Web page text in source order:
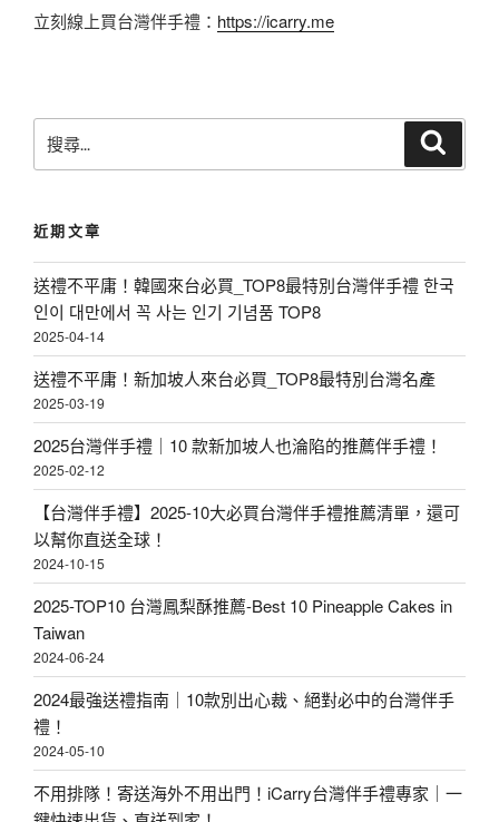
立刻線上買台灣伴手禮： https://icarry.me
尋
字
:
近期文章
送禮不平庸！韓國來台必買_TOP8最特別台灣伴手禮 한국
인이 대만에서 꼭 사는 인기 기념품 TOP8
2025-04-14
送禮不平庸！新加坡人來台必買_TOP8最特別台灣名產
2025-03-19
2025台灣伴手禮｜10 款新加坡人也淪陷的推薦伴手禮！
2025-02-12
【台灣伴手禮】2025-10大必買台灣伴手禮推薦清單，還可
以幫你直送全球！
2024-10-15
2025-TOP10 台灣鳳梨酥推薦-Best 10 Pineapple Cakes in
Taiwan
2024-06-24
2024最強送禮指南｜10款別出心裁、絕對必中的台灣伴手
禮！
2024-05-10
不用排隊！寄送海外不用出門！iCarry台灣伴手禮專家｜一